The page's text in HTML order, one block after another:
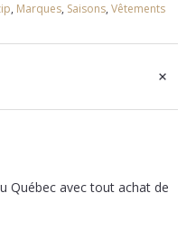
, Marques, Saisons, Vêtements
+
Québec avec tout achat de